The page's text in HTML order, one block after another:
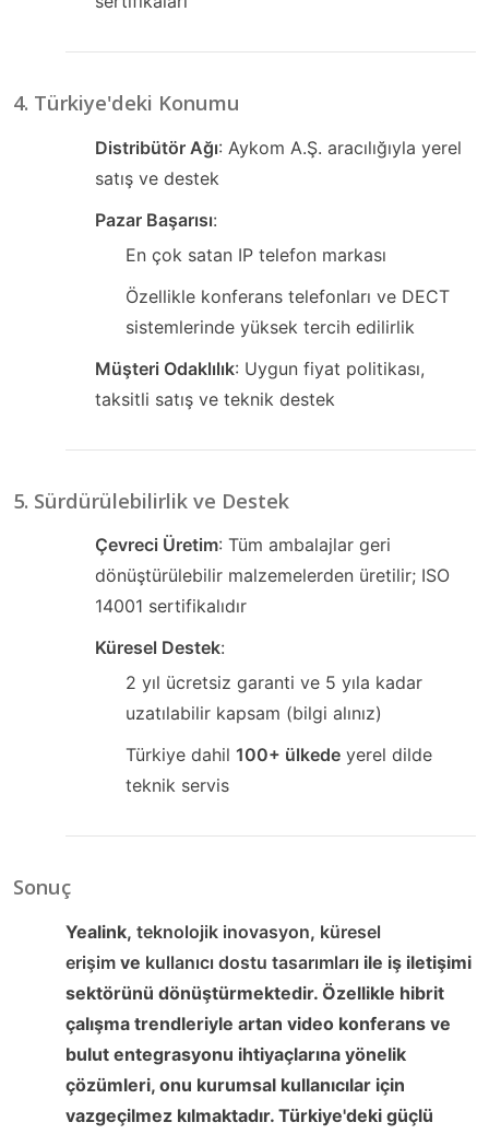
4. Türkiye'deki Konumu
Distribütör Ağı: Aykom A.Ş. aracılığıyla yerel
satış ve destek
Pazar Başarısı:
En çok satan IP telefon markası
Özellikle konferans telefonları ve DECT
sistemlerinde yüksek tercih edilirlik
Müşteri Odaklılık: Uygun fiyat politikası,
taksitli satış ve teknik destek
5. Sürdürülebilirlik ve Destek
Çevreci Üretim: Tüm ambalajlar geri
dönüştürülebilir malzemelerden üretilir; ISO
14001 sertifikalıdır
Küresel Destek:
2 yıl ücretsiz garanti ve 5 yıla kadar
uzatılabilir kapsam (bilgi alınız)
Türkiye dahil 100+ ülkede yerel dilde
teknik servis
Sonuç
Yealink, teknolojik inovasyon, küresel
erişim ve kullanıcı dostu tasarımları ile iş iletişimi
sektörünü dönüştürmektedir. Özellikle hibrit
çalışma trendleriyle artan video konferans ve
bulut entegrasyonu ihtiyaçlarına yönelik
çözümleri, onu kurumsal kullanıcılar için
vazgeçilmez kılmaktadır. Türkiye'deki güçlü